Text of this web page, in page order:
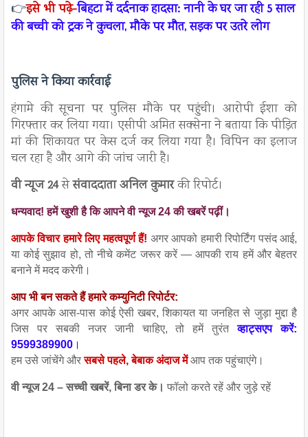
👉इसे भी पढ़े-बिहटा में दर्दनाक हादसा: नानी के घर जा रही 5 साल
की बच्ची को ट्रक ने कुचला, मौके पर मौत, सड़क पर उतरे लोग
पुलिस ने किया कार्रवाई
हंगामे की सूचना पर पुलिस मौके पर पहुंची। आरोपी ईशा को
गिरफ्तार कर लिया गया। एसीपी अमित सक्सेना ने बताया कि पीड़ित
मां की शिकायत पर केस दर्ज कर लिया गया है। विपिन का इलाज
चल रहा है और आगे की जांच जारी है।
वी न्यूज 24सेसंवाददाता अनिल कुमारकी रिपोर्ट।
धन्यवाद! हमें खुशी है कि आपने वी न्यूज 24 की खबरें पढ़ीं।
आपके विचार हमारे लिए महत्वपूर्ण हैं! अगर आपको हमारी रिपोर्टिंग पसंद आई,
या कोई सुझाव हो, तो नीचे कमेंट जरूर करें — आपकी राय हमें और बेहतर
बनाने में मदद करेगी।
आप भी बन सकते हैं हमारे कम्युनिटी रिपोर्टर:
अगर आपके आस-पास कोई ऐसी खबर, शिकायत या जनहित से जुड़ा मुद्दा है
जिस पर सबकी नजर जानी चाहिए, तो हमें तुरंतव्हाट्सएप करें:
9599389900 ।
हम उसे जांचेंगे औरसबसे पहले, बेबाक अंदाज मेंआप तक पहुंचाएंगे।
वी न्यूज 24 – सच्ची खबरें, बिना डर के। फॉलो करते रहें और जुड़े रहें